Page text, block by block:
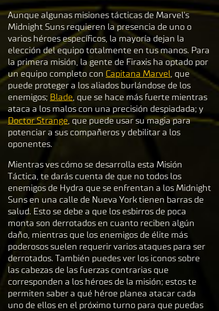
A
c
c
e
p
t
&
P
l
a
y
Al
hace
r
clic
en
«Ace
ptar
y
repr
oduc
ir»,
Aunque algunas misiones tácticas de Marvel's
Midnight Suns requieren la presencia de uno o
varios héroes específicos, la mayoría dejan la
elección del equipo totalmente en tus manos. Para
la primera misión, la gente de Firaxis ha optado por
un equipo completo con Capitana Marvel, que
puede proteger a los aliados burlándose de los
enemigos; Blade, que se hace más fuerte mientras
ataca a los malos con una precisión despiadada; y
Doctor Strange, que puede usar su magia para
potenciar a sus compañeros y debilitar a los
oponentes.
Mientras ves cómo se desarrolla esta Misión
Táctica, te darás cuenta de que no todos los
enemigos de Hydra que se enfrentan a los Midnight
Suns en una calle de Nueva York tienen barras de
salud. Esto se debe a que los esbirros de poca
monta son derrotados en cuanto reciben algún
daño, mientras que los enemigos de élite más
poderosos suelen requerir varios ataques para ser
derrotados. También puedes ver los iconos sobre
las cabezas de las fuerzas contrarias que
corresponden a los héroes de la misión; estos te
permiten saber a qué héroe planea atacar cada
uno de ellos en el próximo turno para que puedas